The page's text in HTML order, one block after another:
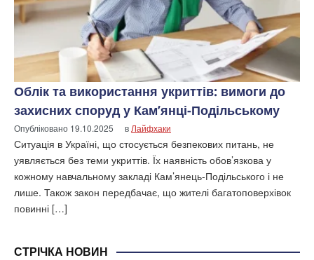
Облік та використання укриттів: вимоги до
захисних споруд у Кам’янці-Подільському
Опубліковано 19.10.2025 в Лайфхаки
Ситуація в Україні, що стосується безпекових питань, не
уявляється без теми укриттів. Їх наявність обов’язкова у
кожному навчальному закладі Кам’янець-Подільського і не
лише. Також закон передбачає, що жителі багатоповерхівок
повинні […]
СТРІЧКА НОВИН